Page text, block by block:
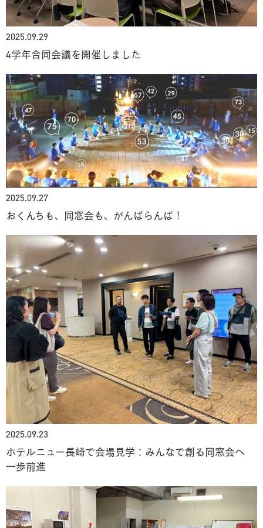
2025.09.29
4学年合同会議を開催しました
2025.09.27
おくんちも、同窓会も、がんばらんば！
2025.09.23
ホテルニュー長崎で会場見学：みんなで創る同窓会へ
一歩前進